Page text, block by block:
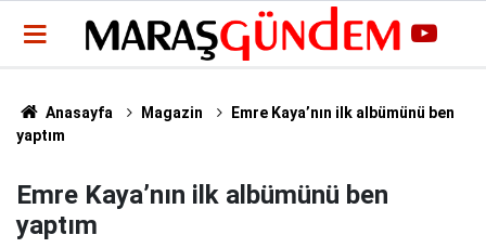
Anasayfa Magazin
Emre Kaya’nın ilk albümünü ben
yaptım
Emre Kaya’nın ilk albümünü ben
yaptım